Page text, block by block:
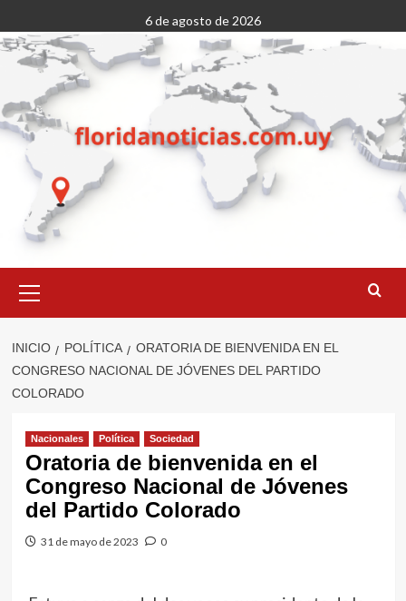
al
contenido
6 de agosto de 2026
primario
INICIO POLÍTICA
ORATORIA DE BIENVENIDA EN EL
CONGRESO NACIONAL DE JÓVENES DEL PARTIDO
COLORADO
Nacionales Política Sociedad
Oratoria de bienvenida en el
Congreso Nacional de Jóvenes
del Partido Colorado
31 de mayo de 2023 0